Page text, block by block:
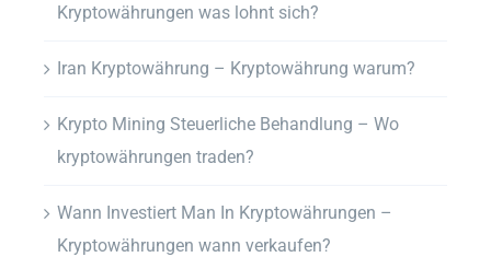
Kryptowährungen was lohnt sich?
Iran Kryptowährung – Kryptowährung warum?
Krypto Mining Steuerliche Behandlung – Wo
kryptowährungen traden?
Wann Investiert Man In Kryptowährungen –
Kryptowährungen wann verkaufen?